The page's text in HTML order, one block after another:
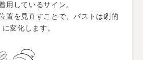
用しているサイン。
置を見直すことで、バストは劇的
に変化します。